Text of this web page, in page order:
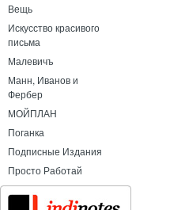
Вещь
Искусство красивого
письма
Малевичъ
Манн, Иванов и
Фербер
МОЙПЛАН
Поганка
Подписные Издания
Просто Работай